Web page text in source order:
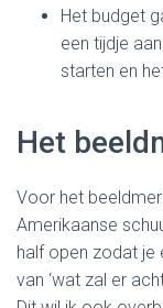
Het budget
een tijdje
starten en
Het
Voor het
Amerikaanse
half open zodat je
van ‘wat zal er